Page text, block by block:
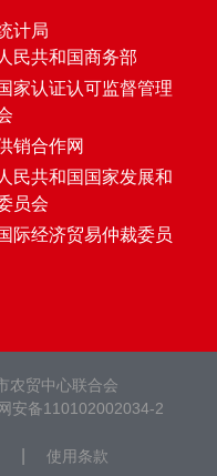
计局
民共和国商务部
家认证认可监督管理
销合作网
民共和国国家发展和
员会
际经济贸易仲裁委员
农贸中心联合会
安备110102002034-2
使用条款